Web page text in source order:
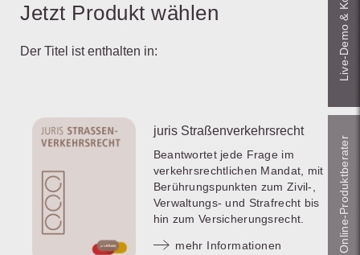
Jetzt Produkt wählen
Der Titel ist enthalten in:
juris Straßenverkehrsrecht
Beantwortet jede Frage im
verkehrsrechtlichen Mandat, mit
Berührungspunkten zum Zivil-,
Verwaltungs- und Strafrecht bis
hin zum Versicherungsrecht.
mehr Informationen
Live‑Demo & Kontakt
Online-Produkt­berater